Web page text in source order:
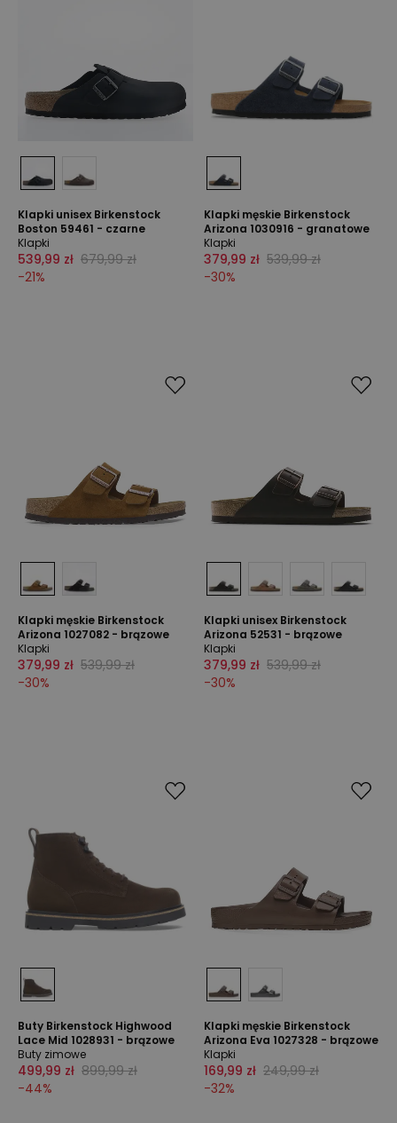
Klapki unisex Birkenstock
Boston 59461 - czarne
Klapki
539,99 zł 679,99 zł
-21%
Klapki męskie Birkenstock
Arizona 1030916 - granatowe
Klapki
379,99 zł 539,99 zł
-30%
Klapki męskie Birkenstock
Arizona 1027082 - brązowe
Klapki
379,99 zł 539,99 zł
-30%
Klapki unisex Birkenstock
Arizona 52531 - brązowe
Klapki
379,99 zł 539,99 zł
-30%
Buty Birkenstock Highwood
Lace Mid 1028931 - brązowe
Buty zimowe
499,99 zł 899,99 zł
-44%
Klapki męskie Birkenstock
Arizona Eva 1027328 - brązowe
Klapki
169,99 zł 249,99 zł
-32%